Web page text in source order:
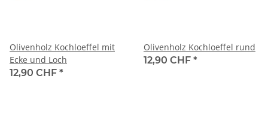
Olivenholz Kochloeffel mit
Ecke und Loch
12,90 CHF *
Olivenholz Kochloeffel rund
12,90 CHF *